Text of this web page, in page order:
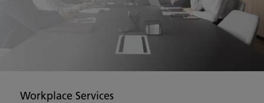
Workplace Services